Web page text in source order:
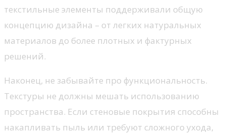
текстильные элементы поддерживали общую
концепцию дизайна – от легких натуральных
материалов до более плотных и фактурных
решений.
Наконец, не забывайте про функциональность.
Текстуры не должны мешать использованию
пространства. Если стеновые покрытия способны
накапливать пыль или требуют сложного ухода,